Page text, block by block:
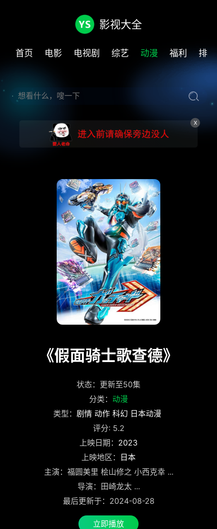
影视大全
首页 电影 电视剧 综艺 动漫 福利 排
X
《假面骑士歌查德》
状态：更新至50集
分类： 动漫
类型： 剧情 动作 科幻 日本动漫
评分: 5.2
上映日期： 2023
上映地区：
日本
主演：福圆美里 桧山修之 小西克幸 ...
导演：田崎龙太 ...
最后更新于：2024-08-28
立即播放